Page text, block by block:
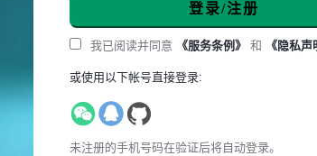
登录/注册
我已阅读并同意 《服务条例》 和 《隐私声
或使用以下帐号直接登录:
未注册的手机号码在验证后将自动登录。